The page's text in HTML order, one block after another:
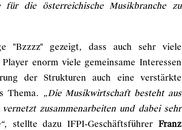
für die österreichische Musikbranche zu
"Bzzzz" gezeigt, dass auch sehr viele
enorm viele gemeinsame Interessen
der Strukturen auch eine verstärkte
Thema. „Die Musikwirtschaft besteht aus
zusammenarbeiten und dabei sehr
, stellte dazu IFPI-Geschäftsführer Franz